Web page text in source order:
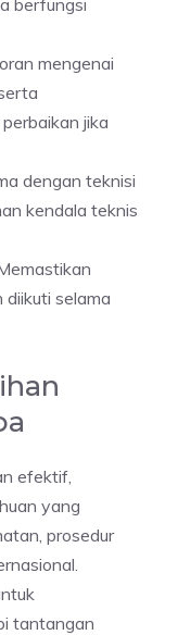
berfungsi
mengenai
jika
dengan teknisi
kendala teknis
diikuti selama
efektif,
yang
prosedur
tantangan